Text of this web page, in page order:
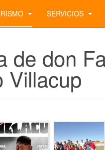
SERVICIOS
de don
Villacup